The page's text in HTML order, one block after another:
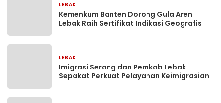
LEBAK
Kemenkum Banten Dorong Gula Aren
Lebak Raih Sertifikat Indikasi Geografis
LEBAK
Imigrasi Serang dan Pemkab Lebak
Sepakat Perkuat Pelayanan Keimigrasian